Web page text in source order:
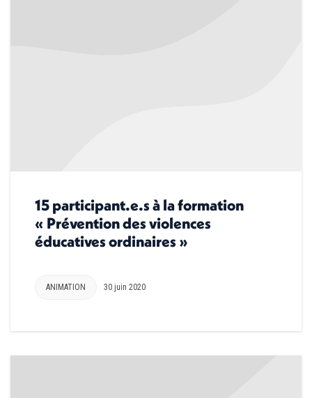
15 participant.e.s à la formation
« Prévention des violences
éducatives ordinaires »
ANIMATION 30 juin 2020